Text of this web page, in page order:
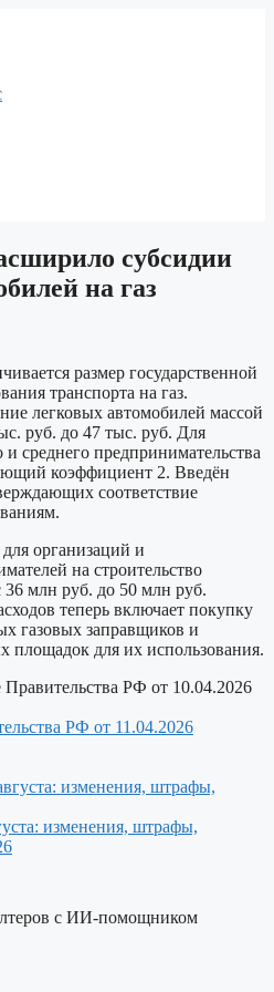
субсидии
на газ
размер государственной
транспорта на газ.
легковых автомобилей массой
руб. до 47 тыс. руб. Для
среднего предпринимательства
коэффициент 2. Введён
соответствие
организаций и
на строительство
36 млн руб. до 50 млн руб.
теперь включает покупку
газовых заправщиков и
площадок для их использования.
РФ от 10.04.2026
РФ от 11.04.2026
изменения, штрафы,
с ИИ-помощником